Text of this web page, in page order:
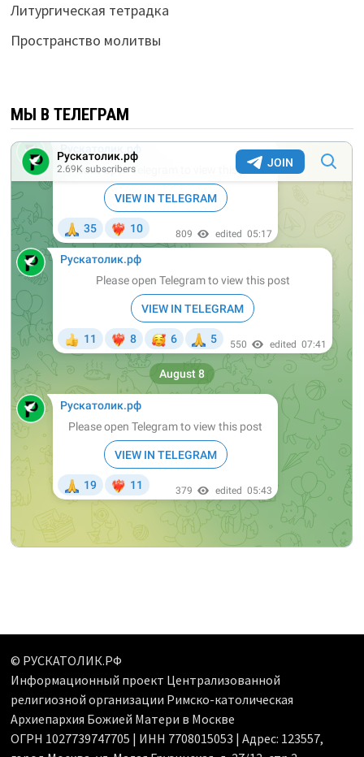
Литургическая тетрадка
Пространство молитвы
МЫ В ТЕЛЕГРАМ
© РУСКАТОЛИК.РФ
Информационный проект Централизованной
религиозной организации Римско-католическая
Архиепархия Божией Матери в Москве
ОГРН 1027739747705 | ИНН 7708015053 | Адрес: 123557,